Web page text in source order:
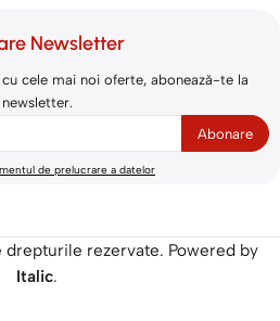
Newsletter
cele mai noi oferte, abonează-te la
newsletter.
de prelucrare a datelor
rezervate. Powered by
Italic.